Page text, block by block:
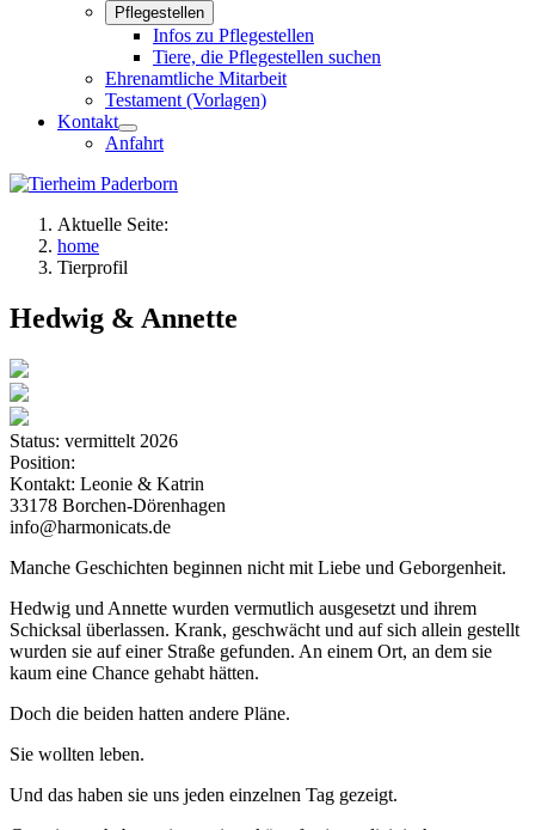
Pflegestellen
Infos zu Pflegestellen
Tiere, die Pflegestellen suchen
Ehrenamtliche Mitarbeit
Testament (Vorlagen)
Kontakt
Anfahrt
Aktuelle Seite:
home
Tierprofil
Hedwig & Annette
Status: vermittelt 2026
Position:
Kontakt: Leonie & Katrin
33178 Borchen-Dörenhagen
info@harmonicats.de
Manche Geschichten beginnen nicht mit Liebe und Geborgenheit.
Hedwig und Annette wurden vermutlich ausgesetzt und ihrem
Schicksal überlassen. Krank, geschwächt und auf sich allein gestellt
wurden sie auf einer Straße gefunden. An einem Ort, an dem sie
kaum eine Chance gehabt hätten.
Doch die beiden hatten andere Pläne.
Sie wollten leben.
Und das haben sie uns jeden einzelnen Tag gezeigt.